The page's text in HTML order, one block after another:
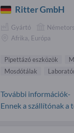
Ritter GmbH
Gyártó
Afrika, Európa
Pipettázó eszközök
Mosdótálak
További információk-
Ennek a szállítónak a